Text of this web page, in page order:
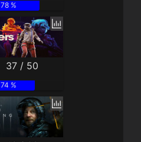
78 %
37 / 50
74 %